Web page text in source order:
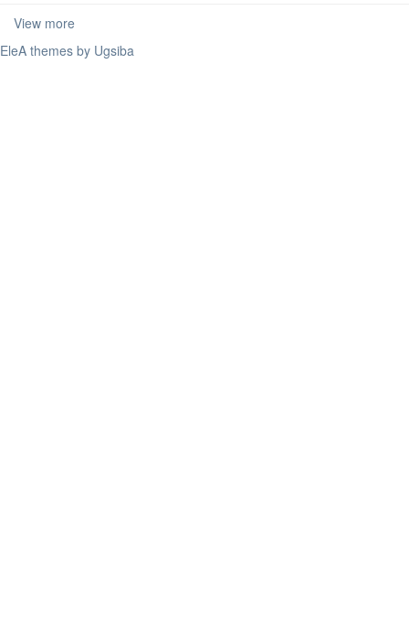
View more
EleA themes by Ugsiba